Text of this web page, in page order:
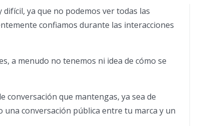
ya que no podemos ver todas las
confiamos durante las interacciones
a menudo no tenemos ni idea de cómo se
conversación que mantengas, ya sea de
conversación pública entre tu marca y un